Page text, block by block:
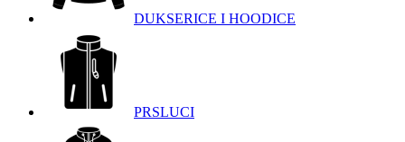
DUKSERICE I HOODICE
PRSLUCI